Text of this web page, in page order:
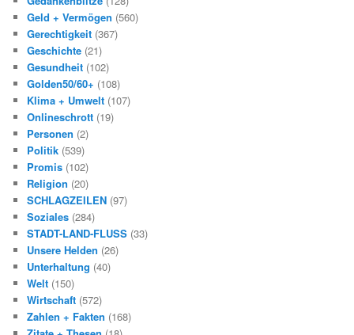
Geld + Vermögen (560)
Gerechtigkeit (367)
Geschichte (21)
Gesundheit (102)
Golden50/60+ (108)
Klima + Umwelt (107)
Onlineschrott (19)
Personen (2)
Politik (539)
Promis (102)
Religion (20)
SCHLAGZEILEN (97)
Soziales (284)
STADT-LAND-FLUSS (33)
Unsere Helden (26)
Unterhaltung (40)
Welt (150)
Wirtschaft (572)
Zahlen + Fakten (168)